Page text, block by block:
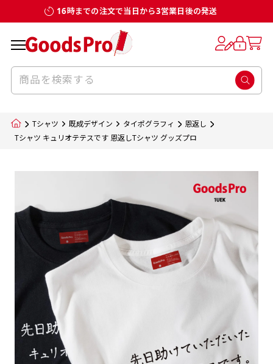
16時までの注文で当日から3営業日後の発送
Tシャツ 既成デザイン タイポグラフィ
恩返し
Tシャツ キュリオテテスです 恩返しTシャツ グッズプロ
個数 単価 金額
合計金額 ¥0 （税込）
カートに入れる
お客様からのデータ入稿でのぼり旗を製作
する場合
入稿いただくデータは基本的にイラストレー
のデータとさせていただいております。
で解像度200dp以上必要です）当社の取り扱
いの規格サイズにつきましてはデザインテン
プレートの用意がありますので、ご購入後マ
イページの「購入履歴」よりダウンロードし
てご利用くださいませ。
お客様自身でオリジナルのサイズで製作する
場合につきましてはご希望の仕上がりサイズ
に対して四辺（すべての辺をプラス10ｍｍ）
したサイズで製作ください。（重要な情報な
どについては仕上がりサイズから四辺内側に
20ｍｍ程度内側の範囲内でデザイン校正して
ください）
デザイン変更なしでのご注文となります。
ルで製品デザインをしたデザインそのものを
指します。当グッズプロで販売として取り扱っ
該当いたします。既製のデザインを応用して自
分だけののぼり旗をつくりたい！などのデザ
イン改造や既製デザインに自分たちの団体の
名前入れや会社のロゴなどを挿入するなどの
相談もお請けしております。
名入れについて
当社の既製のぼり旗に対してお客様の任意の
テキストや企業情報・お店情報などを埋め込
むことができます。ご購入時にご希望の店舗
のぼり旗のデザインをする際に、考えると良
のぼり旗のデザインとしては基本的に左側と
上側にポールを通すミミ（業界用語でチチと
ただ、お客様の飾り付けたい場所の風向きを
もしかしたら左側と上についているよりも右
側と上についていた方が良いと思うかもしれ
ません。
風向きを考えながらチチの向きを決めてから
デザインをするとどの方向でデザインをする
と良いかひらめくかもしれません。デザイン
の方向性につきましてはお客様の好みもあり
ますので、見られる方（お客様）ができる限
り反転したデザインをみるよりも正像でみら
サイズ一覧
既製品のサイズについては以下のサイズ表の通
お客様オリジナルサイズで製作をしたい場合
につきましてはお気軽にご相談ください。
みする都合や・最終的なカットをする際の都合
など）のでサイズの指定につきましてはｍｍ単
位は不可となります。最終的なサイズも多少の
ズレ5ｍｍ程度は起きる可能性があります。
サイズ一覧
既製品のサイズについては以下のサイズ表の通
お客様オリジナルサイズで製作をしたい場合
につきましてはお気軽にご相談ください。
みする都合や・最終的なカットをする際の都合
など）のでサイズの指定につきましてはｍｍ単
位は不可となります。最終的なサイズも多少の
ズレ5ｍｍ程度は起きる可能性があります。
一般的にはチチの位置はのぼり旗に対して上
ポールに通す際には上辺２か所に対してチチ
が左右どちらでものぼり旗自体をポールにく
生地のふちを大きく棒袋状に縫いこみポール
を通す筒をつくります。ポール自体を包み込
むため、耐久性があがり、デザインがより目
立ちます。
カーブ形状の特殊なのぼり旗にも適合する加
工方法となります。
ハトメ加工
のぼり旗のチチについて
一般的にはチチの位置はのぼり旗に対して上
ポールに通す際には上辺２か所に対してチチ
が左右どちらでものぼり旗自体をポールにく
生地のふちを大きく棒袋状に縫いこみポール
を通す筒をつくります。ポール自体を包み込
むため、耐久性があがり、デザインがより目
立ちます。
カーブ形状の特殊なのぼり旗にも適合する加
工方法となります。
ハトメ加工
補強縫製って何？
補強縫製とはヒートカッター（熱で焼き切る
をあげるために折り返し縫いをすることで風
の影響を受けやすい四辺の強度を増す加工で
各辺のおおむね3～5ｍｍ程度を折り返し、縫
い糸を走らせて補強します。加工をすることで
のぼり旗の１辺～４辺は折り返し加工されま
すのでその部分のホツレや裂けてしまうこと
を防止する効果があります。
棒袋縫いの場合、補強が無償で付いてきます。
生地の種類
ポンジ（一般）
一般的なのぼり旗の生地はポンジといわれる
厚みが約0.14ｍｍのとても薄い生地を使用し
ます。
のぼり旗製作で一番良く使用される生地で
す。生地の厚みが薄く、裏側にインクが浸透
しやすい生地です。
スリット（切り込み）加工とは？
スリット（切り込み）を入れることで横幕が
疑似的にのれんのように見せるための加工手
法です。
1本（2分割）
［ +33円 ］
2本（3分割）
［ +66円 ］
［ +99円 ］